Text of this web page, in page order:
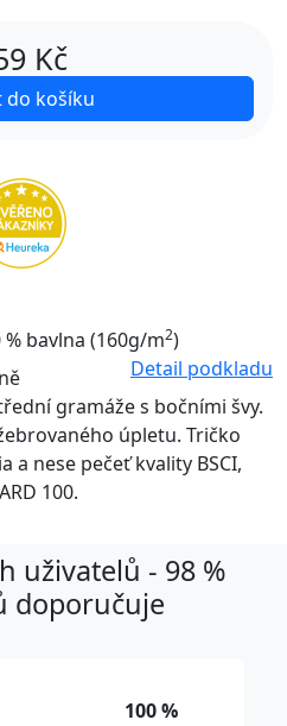
Kč
do košíku
% bavlna (160g/m2)
Detail podkladu
gramáže s bočními švy.
úpletu. Tričko
nese pečeť kvality BSCI,
100.
uživatelů - 98 %
doporučuje
100 %